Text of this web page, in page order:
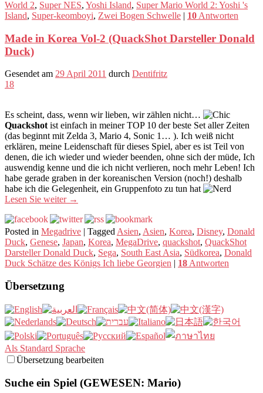
World 2, Super NES, Yoshi Island, Super Mario World 2: Yoshi 's
Island, Super-keomboyi, Zwei Bogen Schwelle | 10 Antworten
Made in Korea Vol-2 (QuackShot Darsteller Donald
Duck)
Gesendet am 29 April 2011 durch Dentifritz
18
Es scheint, dass, wenn wir lieben, wir zählen nicht…
Quackshot ist einfach in meiner TOP 10 der beste Set aller Zeiten
(das beginnt mit Zelda 3, Mario 4, Sonic 1… ). Ich weiß nicht
erklären, meine Leidenschaft für dieses Spiel, aber es ist Teil von
denen, die ich wieder und wieder beenden, ohne sich der müde, Ich
auswendig kenne und die ich nicht verlieren, noch mehr Leben! Ich
habe gerade graben in der koreanischen Version (noch!) deshalb
habe ich die Gelegenheit, ein Gruppenfoto zu tun hat
Lesen Sie weiter →
Posted in Megadrive | Tagged Asien, Asien, Korea, Disney, Donald
Duck, Genese, Japan, Korea, MegaDrive, quackshot, QuackShot
Darsteller Donald Duck, Sega, South East Asia, Südkorea, Donald
Duck Schätze des Königs Ich liebe Georgien | 18 Antworten
Übersetzung
Als Standard Sprache
Übersetzung bearbeiten
Suche ein Spiel (GEWESEN: Mario)